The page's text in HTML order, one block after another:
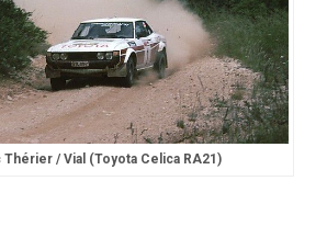
Thérier / Vial (Toyota Celica RA21)